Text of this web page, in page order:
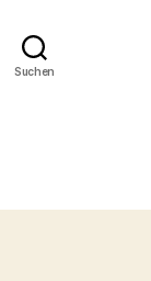
Suchen